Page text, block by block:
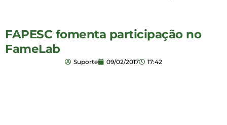
FAPESC fomenta participação no
FameLab
Suporte 09/02/2017 17:42